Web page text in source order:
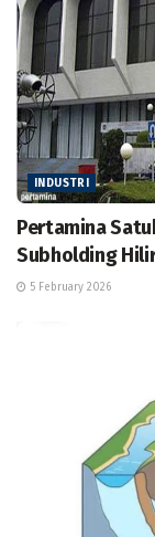
INDUSTRI
Pertamina
Subholding
5 February 2026